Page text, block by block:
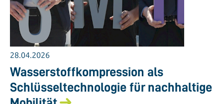
28.04.2026
Wasserstoffkompression als
Schlüsseltechnologie für nachhaltige